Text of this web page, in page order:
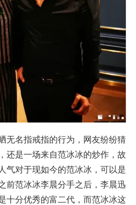
无名指戒指的行为，网友纷纷猜
还是一场来自范冰冰的炒作，故
气对于现如今的范冰冰，可以是
前范冰冰李晨分手之后，李晨迅
十分优秀的富二代，而范冰冰这